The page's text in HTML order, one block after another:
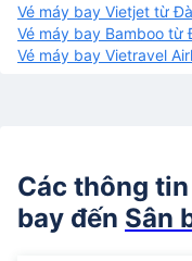
Vé máy bay Vietjet từ
Vé máy bay Bamboo từ
Vé máy bay Vietravel
Các thông
bay đến Sân